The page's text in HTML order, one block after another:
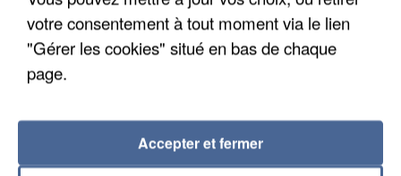
votre consentement à tout moment via le lien
"Gérer les cookies" situé en bas de chaque
page.
Accepter et fermer